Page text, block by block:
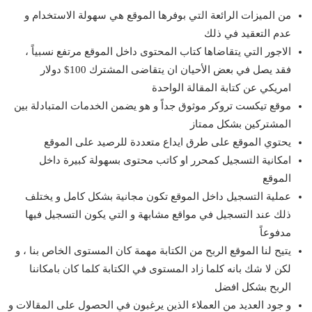
من الميزات الرائعة التي بوفرها الموقع هي سهولة الاستخدام و
عدم التعقيد في ذلك
الاجور التي يتقاضاها كتاب المحتوى داخل الموقع مرتفع نسبياً ،
فقد يصل في بعض الأحيان ان يتقاضى المشترك 100$ دولار
امريكي عن كتابة المقالة الواحدة
موقع تيكست تروكر موثوق جداً و هو يضمن الخدمات المتبادلة بين
المشتركين بشكل ممتاز
يحتوي الموقع على طرق ايداع متعددة للرصيد على الموقع
امكانية التسجيل كمحرر او كاتب محتوى بسهولة كبيرة داخل
الموقع
عملية التسجيل داخل الموقع تكون مجانية بشكل كامل و يختلف
ذلك عند التسجيل في مواقع مشابهة و التي يكون التسجيل فيها
مدفوعاً
يتيح لنا الموقع الربح من الكتابة مهمة كان المستوى الخاص بنا ، و
لكن لا شك بانه كلما زاد المستوى في الكتابة كلما كان بامكاننا
الربح بشكل افضل
و جود العديد من العملاء الذين يرغبون في الحصول على المقالات و